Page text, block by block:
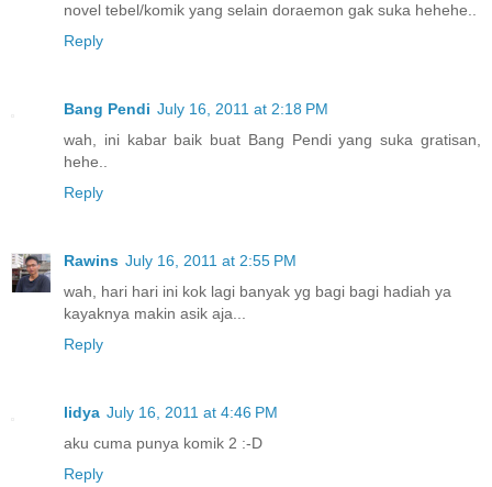
novel tebel/komik yang selain doraemon gak suka hehehe..
Reply
Bang Pendi July 16, 2011 at 2:18 PM
wah, ini kabar baik buat Bang Pendi yang suka gratisan,
hehe..
Reply
Rawins July 16, 2011 at 2:55 PM
wah, hari hari ini kok lagi banyak yg bagi bagi hadiah ya
kayaknya makin asik aja...
Reply
lidya July 16, 2011 at 4:46 PM
aku cuma punya komik 2 :-D
Reply